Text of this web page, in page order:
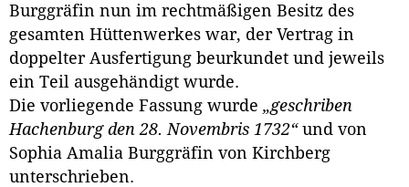
Burggräfin nun im rechtmäßigen Besitz des
gesamten Hüttenwerkes war, der Vertrag in
doppelter Ausfertigung beurkundet und jeweils
ein Teil ausgehändigt wurde.
Die vorliegende Fassung wurde „geschriben
Hachenburg den 28. Novembris 1732“ und von
Sophia Amalia Burggräfin von Kirchberg
unterschrieben.